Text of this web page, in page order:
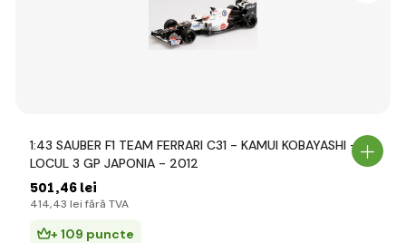
1:43 SAUBER F1 TEAM FERRARI C31 - KAMUI KOBAYASHI -
LOCUL 3 GP JAPONIA - 2012
501,46 lei
414,43 lei fără TVA
+ 109 puncte